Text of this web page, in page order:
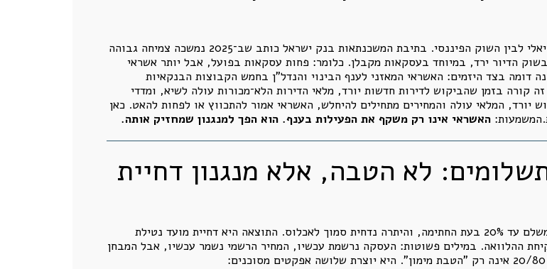
הנקודה החשובה ביותר בשני המסמכים היא הסתירה בין השוק הריאלי לבין השוק הפיננסי. בתיבת המשכנתאות בנק ישראל כותב שב־2025 נמשכה צמיחה גבוהה
הדיור ירד, במיוחד בעסקאות מקבלן. כלומר: פחות עסקאות בפועל, אבל יותר אשראי
דומה בצד היזמים: האשראי המאזני לענף הבינוי והנדל"ן בחמש הקבוצות הבנקאיות
קורה בזמן שהביקוש לדירות חדשות יורד, מלאי הדירות הלא־מכורות עולה לשיא, ומדדי
המלאי עולה והמחירים מתחילים להיחלש, האשראי אמור להתכווץ או לפחות להאט. כאן
האשראי אינו רק משקף את הפעילות בענף. הוא הפך למנגנון שמחזיק אותה.
ודחיית התשלומים: לא הטבה, אלא מנגנון דחיית
בנק ישראל מתאר במפורש את מודל התשלום הלא־ליניארי: רוכש משלם עד 20% בעת החתימה, והיתרה נדחית סמוך לאכלוס. התוצאה היא דחיית מועד נטילת
ההלוואה. במילים פשוטות: העסקה נרשמת עכשיו, המחיר הרשמי נשמר עכשיו, אבל המבחן